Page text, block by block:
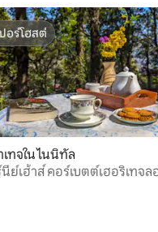
าก 5, 19 รีวิว
อร์โฮสต์
อร์โฮสต์
ทจใน ไนนิทัล
ย์เฮ้าส์ คอร์เบตต์เฮอริเทจล